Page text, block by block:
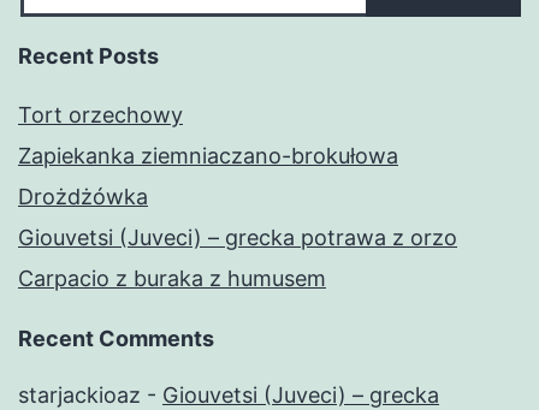
Recent Posts
Tort orzechowy
Zapiekanka ziemniaczano-brokułowa
Drożdżówka
Giouvetsi (Juveci) – grecka potrawa z orzo
Carpacio z buraka z humusem
Recent Comments
starjackioaz - Giouvetsi (Juveci) – grecka